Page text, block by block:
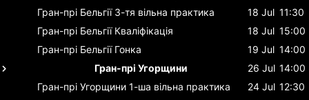
Гран-прі Бельгії 3-тя вільна практика 18 Jul 11:30
Гран-прі Бельгії Кваліфікація 18 Jul 15:00
Гран-прі Бельгії Гонка 19 Jul 14:00
Гран-прі Угорщини
26 Jul 14:00
Гран-прі Угорщини 1-ша вільна практика 24 Jul 12:30